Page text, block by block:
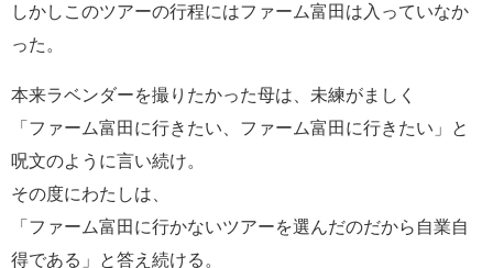
しかしこのツアーの行程にはファーム富田は入っていなか
った。
本来ラベンダーを撮りたかった母は、未練がましく
「ファーム富田に行きたい、ファーム富田に行きたい」と
呪文のように言い続け。
その度にわたしは、
「ファーム富田に行かないツアーを選んだのだから自業自
得である」と答え続ける。